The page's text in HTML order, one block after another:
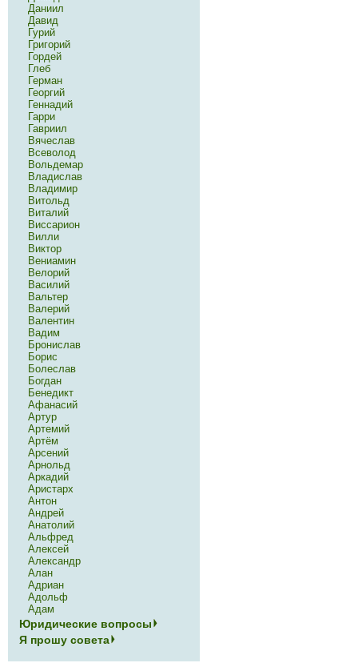
Даниил
Давид
Гурий
Григорий
Гордей
Глеб
Герман
Георгий
Геннадий
Гарри
Гавриил
Вячеслав
Всеволод
Вольдемар
Владислав
Владимир
Витольд
Виталий
Виссарион
Вилли
Виктор
Вениамин
Велорий
Василий
Вальтер
Валерий
Валентин
Вадим
Бронислав
Борис
Болеслав
Богдан
Бенедикт
Афанасий
Артур
Артемий
Артём
Арсений
Арнольд
Аркадий
Аристарх
Антон
Андрей
Анатолий
Альфред
Алексей
Александр
Алан
Адриан
Адольф
Адам
Юридические вопросы
Я прошу совета